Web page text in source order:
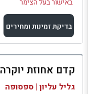
באישור בעל הצימר
בדיקת זמינות ומחירים
למתחם זה
בדיקת זמינות ומחירים
קדם אחוזת יוקרה
גליל עליון | ספסופה